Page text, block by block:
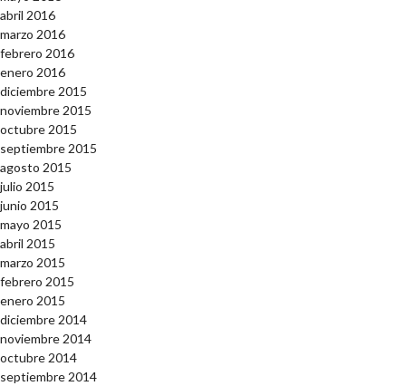
abril 2016
marzo 2016
febrero 2016
enero 2016
diciembre 2015
noviembre 2015
octubre 2015
septiembre 2015
agosto 2015
julio 2015
junio 2015
mayo 2015
abril 2015
marzo 2015
febrero 2015
enero 2015
diciembre 2014
noviembre 2014
octubre 2014
septiembre 2014